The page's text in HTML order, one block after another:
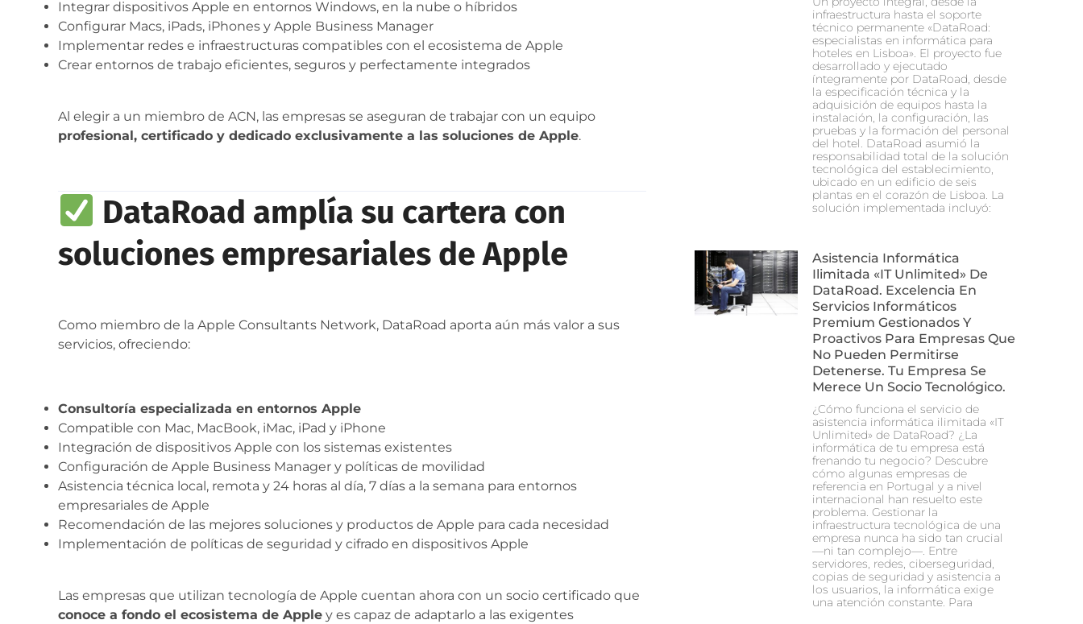
Integrar dispositivos Apple en entornos Windows, en la nube o híbridos
Configurar Macs, iPads, iPhones y Apple Business Manager
Implementar redes e infraestructuras compatibles con el ecosistema de Apple
Crear entornos de trabajo eficientes, seguros y perfectamente integrados
Al elegir a un miembro de ACN, las empresas se aseguran de trabajar con un equipo
profesional, certificado y dedicado exclusivamente a las soluciones de Apple.
DataRoad amplía su cartera con
soluciones empresariales de Apple
Como miembro de la Apple Consultants Network, DataRoad aporta aún más valor a sus
servicios, ofreciendo:
Consultoría especializada en entornos Apple
Compatible con Mac, MacBook, iMac, iPad y iPhone
Integración de dispositivos Apple con los sistemas existentes
Configuración de Apple Business Manager y políticas de movilidad
Asistencia técnica local, remota y 24 horas al día, 7 días a la semana para entornos
empresariales de Apple
Recomendación de las mejores soluciones y productos de Apple para cada necesidad
Implementación de políticas de seguridad y cifrado en dispositivos Apple
Las empresas que utilizan tecnología de Apple cuentan ahora con un socio certificado que
conoce a fondo el ecosistema de Apple y es capaz de adaptarlo a las exigentes
infraestructura hasta el soporte
técnico permanente «DataRoad:
especialistas en informática para
hoteles en Lisboa». El proyecto fue
desarrollado y ejecutado
íntegramente por DataRoad, desde
la especificación técnica y la
adquisición de equipos hasta la
instalación, la configuración, las
pruebas y la formación del personal
del hotel. DataRoad asumió la
responsabilidad total de la solución
tecnológica del establecimiento,
ubicado en un edificio de seis
plantas en el corazón de Lisboa. La
solución implementada incluyó:
Asistencia Informática
Ilimitada «IT Unlimited» De
DataRoad. Excelencia En
Servicios Informáticos
Premium Gestionados Y
Proactivos Para Empresas Que
No Pueden Permitirse
Detenerse. Tu Empresa Se
Merece Un Socio Tecnológico.
¿Cómo funciona el servicio de
asistencia informática ilimitada «IT
Unlimited» de DataRoad? ¿La
informática de tu empresa está
frenando tu negocio? Descubre
cómo algunas empresas de
referencia en Portugal y a nivel
internacional han resuelto este
problema. Gestionar la
infraestructura tecnológica de una
empresa nunca ha sido tan crucial
—ni tan complejo—. Entre
servidores, redes, ciberseguridad,
copias de seguridad y asistencia a
los usuarios, la informática exige
una atención constante. Para